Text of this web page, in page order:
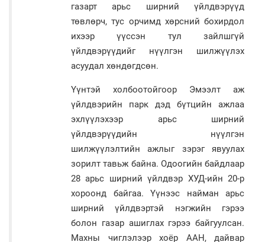
газарт арьс ширний үйлдвэрүүд
төвлөрч, тус орчимд хөрсний бохирдол
ихээр үүссэн тул зайлшгүй
үйлдвэрүүдийг нүүлгэн шилжүүлэх
асуудал хөндөгдсөн.
Үүнтэй холбоотойгоор Эмээлт аж
үйлдвэрийн парк дэд бүтцийн ажлаа
эхлүүлэхээр арьс ширний
үйлдвэрүүдийн нүүлгэн
шилжүүлэлтийн ажлыг зэрэг явуулах
зорилт тавьж байна. Одоогийн байдлаар
28 арьс ширний үйлдвэр ХУД-ийн 20-р
хороонд байгаа. Үүнээс найман арьс
ширний үйлдвэртэй нэгжийн гэрээ
болон газар ашиглах гэрээ байгуулсан.
Махны чиглэлээр хоёр ААН, дайвар